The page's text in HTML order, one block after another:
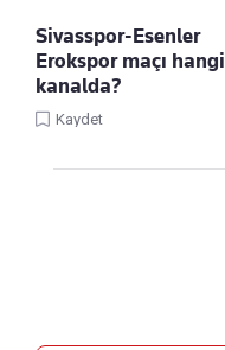
Sivasspor-Esenler
Erokspor maçı hangi
kanalda?
Kaydet